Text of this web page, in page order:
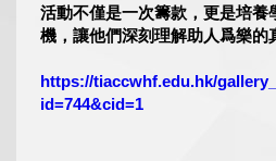
活動不僅是一次籌款，更是培養
機，讓他們深刻理解助人爲樂的
https://tiaccwhf.edu.hk/
id=744&cid=1